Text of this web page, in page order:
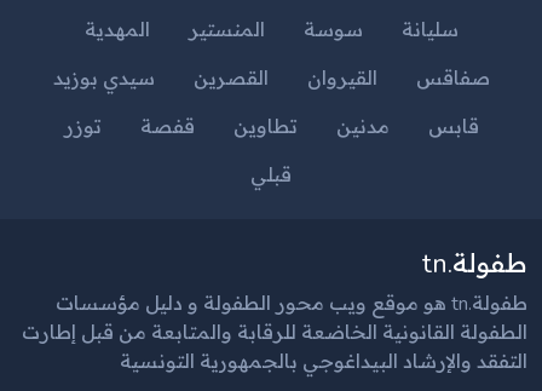
سليانة
سوسة المنستير
المهدية
صفاقس
القيروان القصرين
سيدي بوزيد
قابس
مدنين تطاوين قفصة
توزر
قبلي
طفولة.tn
طفولة.tn هو موقع ويب محور الطفولة و دليل مؤسسات
الطفولة القانونية الخاضعة للرقابة والمتابعة من قبل إطارت
التفقد والإرشاد البيداغوجي بالجمهورية التونسية